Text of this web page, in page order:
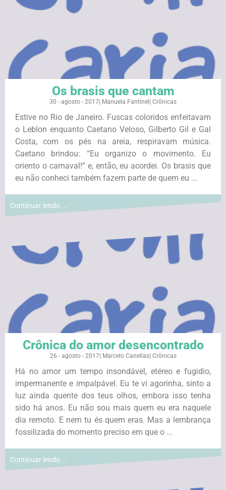
Os brasis que cantam
30 - agosto - 2017 Manuela Fantinel Crônicas
Estive no Rio de Janeiro. Fuscas coloridos enfeitavam
o Leblon enquanto Caetano Veloso, Gilberto Gil e Gal
Costa, com os pés na areia, respiravam música.
Caetano brindou: “Eu organizo o movimento. Eu
oriento o carnaval!” e, então, eu acordei. Os brasis que
eu não conheci também fazem parte de quem eu ...
Continuar lendo ...
Crônica do amor desencontrado
26 - agosto - 2017| Marcelo Canellas| Crônicas
Há no amor um tempo insondável, etéreo e fugidio,
impermanente e impalpável. Eu te vi agorinha, sinto a
luz ainda quente dos teus olhos, embora isso tenha
sido há anos. Eu não sou mais quem eu era naquele
dia remoto. E nem tu és quem eras. Mas a lembrança
fossilizada do momento preciso em que o ...
Continuar lendo ...